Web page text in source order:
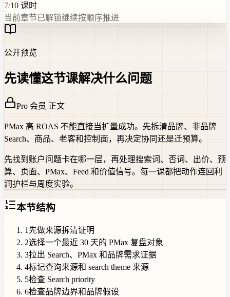
7/10 课时
当前章节已解锁继续按顺序推进
公开预览
先读懂这节课解决什么问题
Pro 会员 正文
PMax 高 ROAS 不能直接当扩量成功。先拆清品牌、非品牌
Search、商品、老客和控制面，再决定协同还是迁预算。
先找到账户问题卡在哪一层，再处理搜索词、否词、出价、预
算、页面、PMax、Feed 和价值信号。每一课都把动作连回利
润护栏与周度实验。
本节结构
1 先做来源拆清证明
2选择一个最近 30 天的 PMax 复盘对象
3拉出 Search、PMax 和品牌需求证据
4标记查询来源和 search theme 来源
5检查 Search priority
6检查品牌边界和品牌假设